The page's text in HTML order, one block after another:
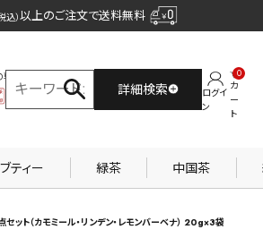
込）以上のご注文で送料無料
門サイト
詳細検索
ログイ
ン
カ
ー
ト
0
ティー 緑茶 中国茶
ット（カモミール・リンデン・レモンバーベナ） 20g×3袋